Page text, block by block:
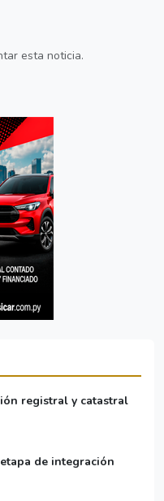
esta noticia.
registral y catastral
de integración